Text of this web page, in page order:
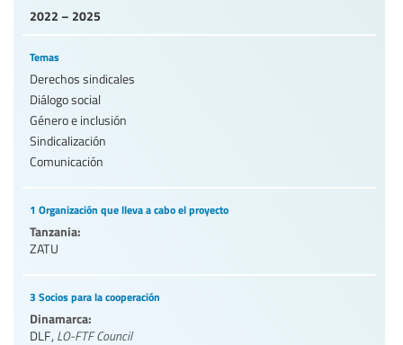
2022 – 2025
Temas
Derechos sindicales
Diálogo social
Género e inclusión
Sindicalización
Comunicación
1 Organización que lleva a cabo el proyecto
Tanzania:
ZATU
3 Socios para la cooperación
Dinamarca:
DLF, LO-FTF Council